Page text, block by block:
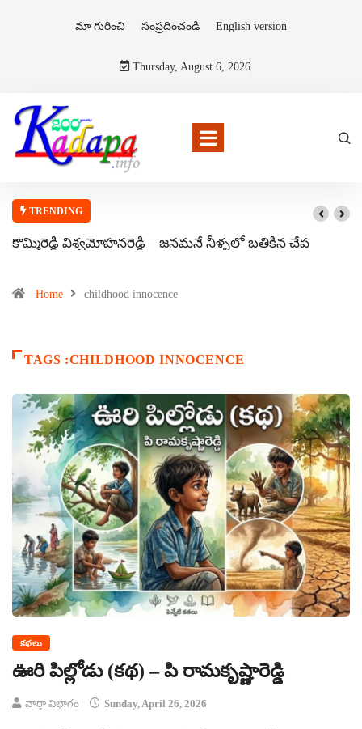
మా గురించి సంప్రదించండి English version
Thursday, August 6, 2026
TRENDING
కొమ్మిరెడ్డి విశ్వమోహనరెడ్డి – జనమనే నీళ్ళలో బతికిన చేప
Home childhood innocence
TAGS :CHILDHOOD INNOCENCE
కథలు
ఊరి పిల్లోడు (కథ) – పి రామకృష్ణారెడ్డి
వార్తా విభాగం Sunday, April 26, 2026